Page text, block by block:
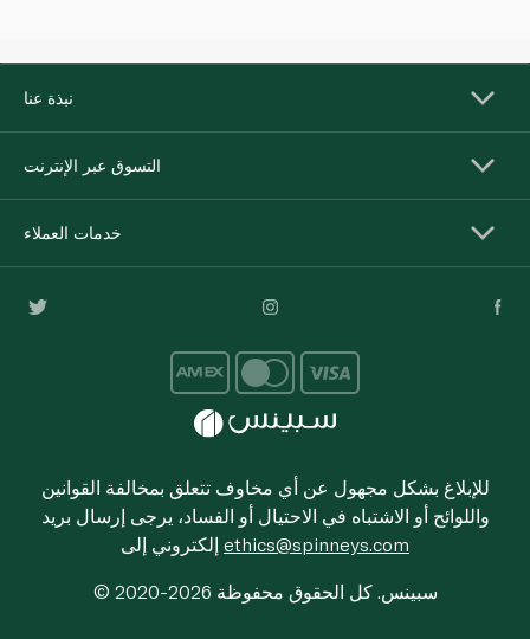
نبذة عنا
التسوق عبر الإنترنت
خدمات العملاء
للإبلاغ بشكل مجهول عن أي مخاوف تتعلق بمخالفة القوانين
واللوائح أو الاشتباه في الاحتيال أو الفساد، يرجى إرسال بريد
ethics@spinneys.com
© 2020-2026 سبينس. كل الحقوق محفوظة